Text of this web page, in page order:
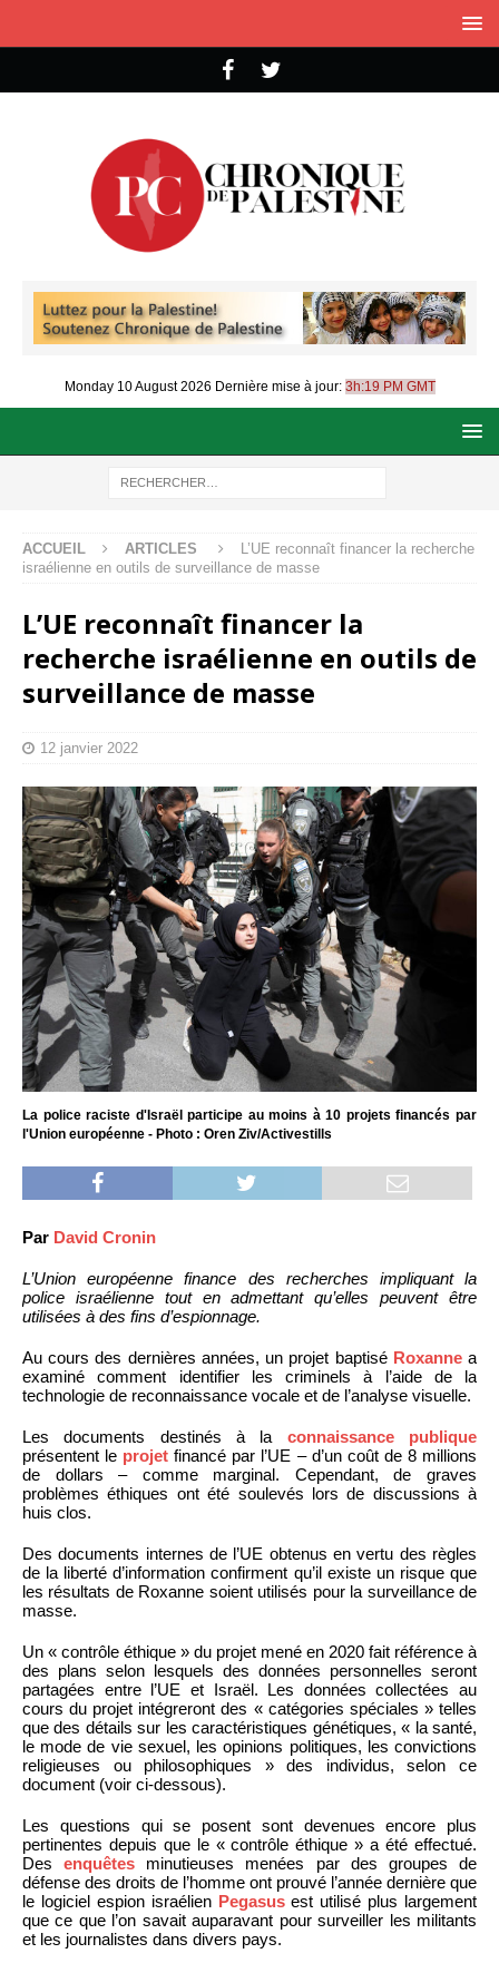
Monday 10 August 2026 Dernière mise à jour: 3h:19 PM GMT
ACCUEIL ARTICLES
L’UE reconnaît financer la recherche
israélienne en outils de surveillance de masse
L’UE reconnaît financer la
recherche israélienne en outils de
surveillance de masse
12 janvier 2022
La police raciste d'Israël participe au moins à 10 projets financés par
l'Union européenne - Photo : Oren Ziv/Activestills
Par David Cronin
L’Union européenne finance des recherches impliquant la
police israélienne tout en admettant qu’elles peuvent être
utilisées à des fins d’espionnage.
Au cours des dernières années, un projet baptisé Roxannea
examiné comment identifier les criminels à l’aide de la
technologie de reconnaissance vocale et de l’analyse visuelle.
Les documents destinés à la connaissance publique
présentent le projet financé par l’UE – d’un coût de 8 millions
de dollars – comme marginal. Cependant, de graves
problèmes éthiques ont été soulevés lors de discussions à
huis clos.
Des documents internes de l’UE obtenus en vertu des règles
de la liberté d’information confirment qu’il existe un risque que
les résultats de Roxanne soient utilisés pour la surveillance de
masse.
Un « contrôle éthique » du projet mené en 2020 fait référence à
des plans selon lesquels des données personnelles seront
partagées entre l’UE et Israël. Les données collectées au
cours du projet intégreront des « catégories spéciales » telles
que des détails sur les caractéristiques génétiques, « la santé,
le mode de vie sexuel, les opinions politiques, les convictions
religieuses ou philosophiques » des individus, selon ce
document (voir ci-dessous).
Les questions qui se posent sont devenues encore plus
pertinentes depuis que le « contrôle éthique » a été effectué.
Desenquêtes minutieuses menées par des groupes de
défense des droits de l’homme ont prouvé l’année dernière que
le logiciel espion israélien Pegasusest utilisé plus largement
que ce que l’on savait auparavant pour surveiller les militants
et les journalistes dans divers pays.